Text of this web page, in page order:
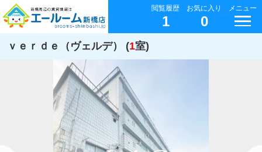
閲覧履歴
1
お気に入り
0
メニュー
ｖｅｒｄｅ（ヴェルデ） (1室)